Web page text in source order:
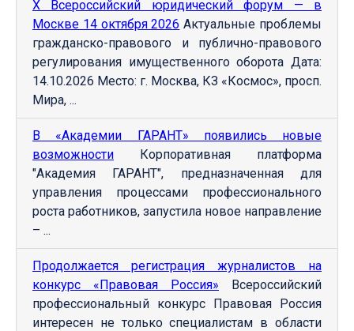
Х Всероссийский юридический форум — в
Москве 14 октября 2026 Актуальные проблемы
гражданско-правового и публично-правового
регулирования имущественного оборота Дата:
14.10.2026 Место: г. Москва, КЗ «Космос», просп.
Мира, ...
В «Академии ГАРАНТ» появились новые
возможности Корпоративная платформа
"Академия ГАРАНТ", предназначенная для
управления процессами профессионального
роста работников, запустила новое направление
– ...
Продолжается регистрация журналистов на
конкурс «Правовая Россия» Всероссийский
профессиональный конкурс Правовая Россия
интересен не только специалистам в области